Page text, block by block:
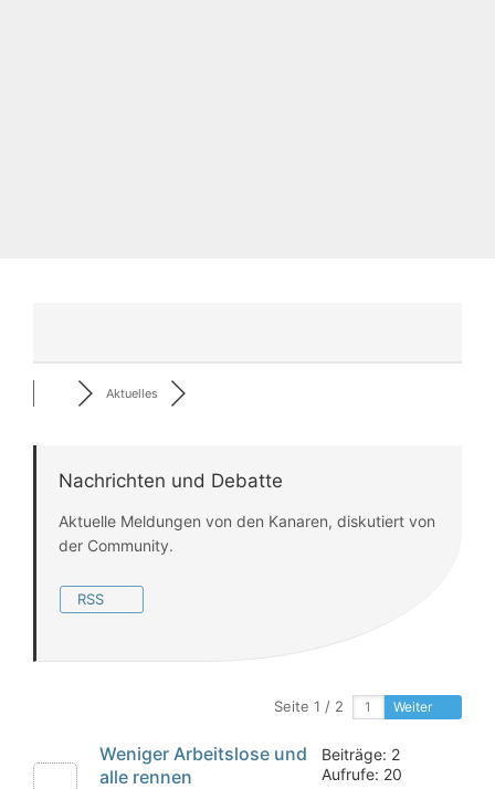
Aktuelles
Nachrichten und Debatte
Aktuelle Meldungen von den Kanaren, diskutiert von
der Community.
RSS
Seite 1 / 2 Weiter
Weniger Arbeitslose und
alle rennen
Beiträge: 2
Aufrufe: 20